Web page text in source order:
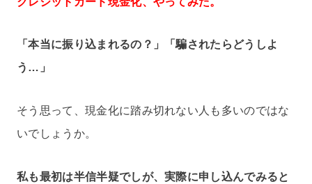
「本当に振り込まれるの？」「騙されたらどうしよ
う…」
そう思って、現金化に踏み切れない人も多いのではな
いでしょうか。
私も最初は半信半疑でしが、実際に申し込んでみると